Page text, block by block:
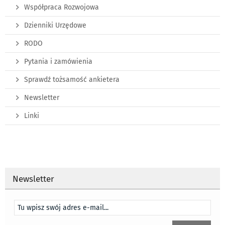
Współpraca Rozwojowa
Dzienniki Urzędowe
RODO
Pytania i zamówienia
Sprawdź tożsamość ankietera
Newsletter
Linki
Newsletter